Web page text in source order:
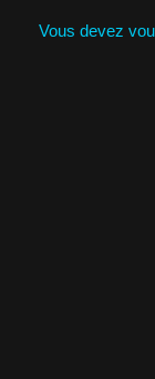
Vous devez